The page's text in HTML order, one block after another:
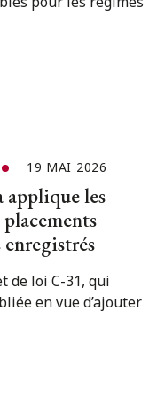
19 MAI 2026
applique les
de loi C-31, qui
en vue d’ajouter